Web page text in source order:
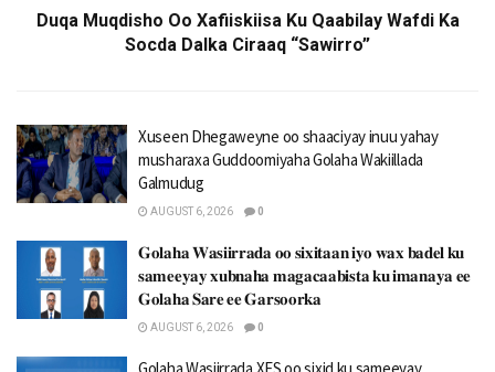
Duqa Muqdisho Oo Xafiiskiisa Ku Qaabilay Wafdi Ka
Socda Dalka Ciraaq “Sawirro”
Xuseen Dhegaweyne oo shaaciyay inuu yahay
musharaxa Guddoomiyaha Golaha Wakiillada
Galmudug
AUGUST 6, 2026 0
𝐆𝐨𝐥𝐚𝐡𝐚 𝐖𝐚𝐬𝐢𝐢𝐫𝐫𝐚𝐝𝐚 𝐨𝐨 𝐬𝐢𝐱𝐢𝐭𝐚𝐚𝐧 𝐢𝐲𝐨 𝐰𝐚𝐱 𝐛𝐚𝐝𝐞𝐥 𝐤𝐮
𝐬𝐚𝐦𝐞𝐞𝐲𝐚𝐲 𝐱𝐮𝐛𝐧𝐚𝐡𝐚 𝐦𝐚𝐠𝐚𝐜𝐚𝐚𝐛𝐢𝐬𝐭𝐚 𝐤𝐮 𝐢𝐦𝐚𝐧𝐚𝐲𝐚 𝐞𝐞
𝐆𝐨𝐥𝐚𝐡𝐚 𝐒𝐚𝐫𝐞 𝐞𝐞 𝐆𝐚𝐫𝐬𝐨𝐨𝐫𝐤𝐚
AUGUST 6, 2026 0